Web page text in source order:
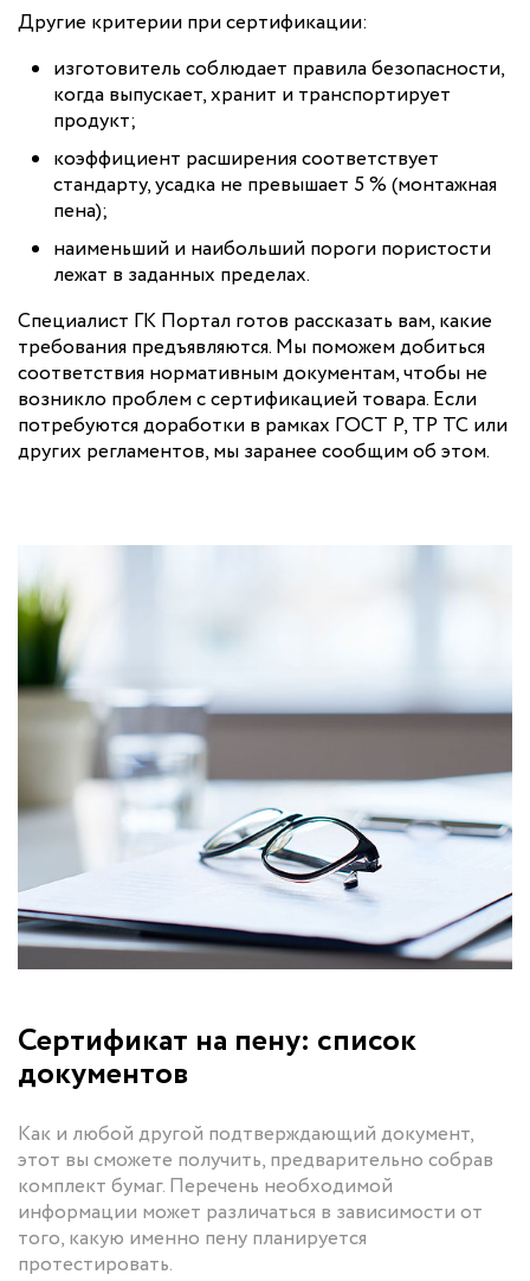
Другие критерии при сертификации:
изготовитель соблюдает правила безопасности,
когда выпускает, хранит и транспортирует
продукт;
коэффициент расширения соответствует
стандарту, усадка не превышает 5 % (монтажная
пена);
наименьший и наибольший пороги пористости
лежат в заданных пределах.
Специалист ГК Портал готов рассказать вам, какие
требования предъявляются. Мы поможем добиться
соответствия нормативным документам, чтобы не
возникло проблем с сертификацией товара. Если
потребуются доработки в рамках ГОСТ Р, ТР ТС или
других регламентов, мы заранее сообщим об этом.
Сертификат на пену: список
документов
Как и любой другой подтверждающий документ,
этот вы сможете получить, предварительно собрав
комплект бумаг. Перечень необходимой
информации может различаться в зависимости от
того, какую именно пену планируется
протестировать.